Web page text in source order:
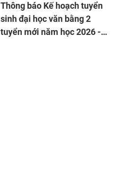
Thông báo Kế hoạch tuyển
sinh đại học văn bằng 2
tuyển mới năm học 2026 -